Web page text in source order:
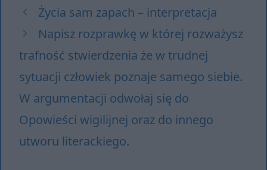
Życia sam zapach – interpretacja
Napisz rozprawkę w której rozważysz
trafność stwierdzenia że w trudnej
sytuacji człowiek poznaje samego siebie.
W argumentacji odwołaj się do
Opowieści wigilijnej oraz do innego
utworu literackiego.